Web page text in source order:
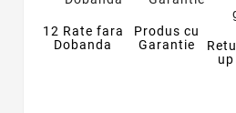
12 Rate fara
Dobanda
Produs cu
Garantie